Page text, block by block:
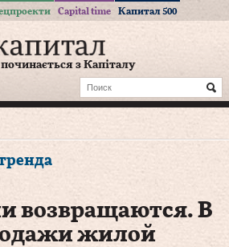
Capital time Капитал 500
починається з Капіталу
возвращаются. В
жилой